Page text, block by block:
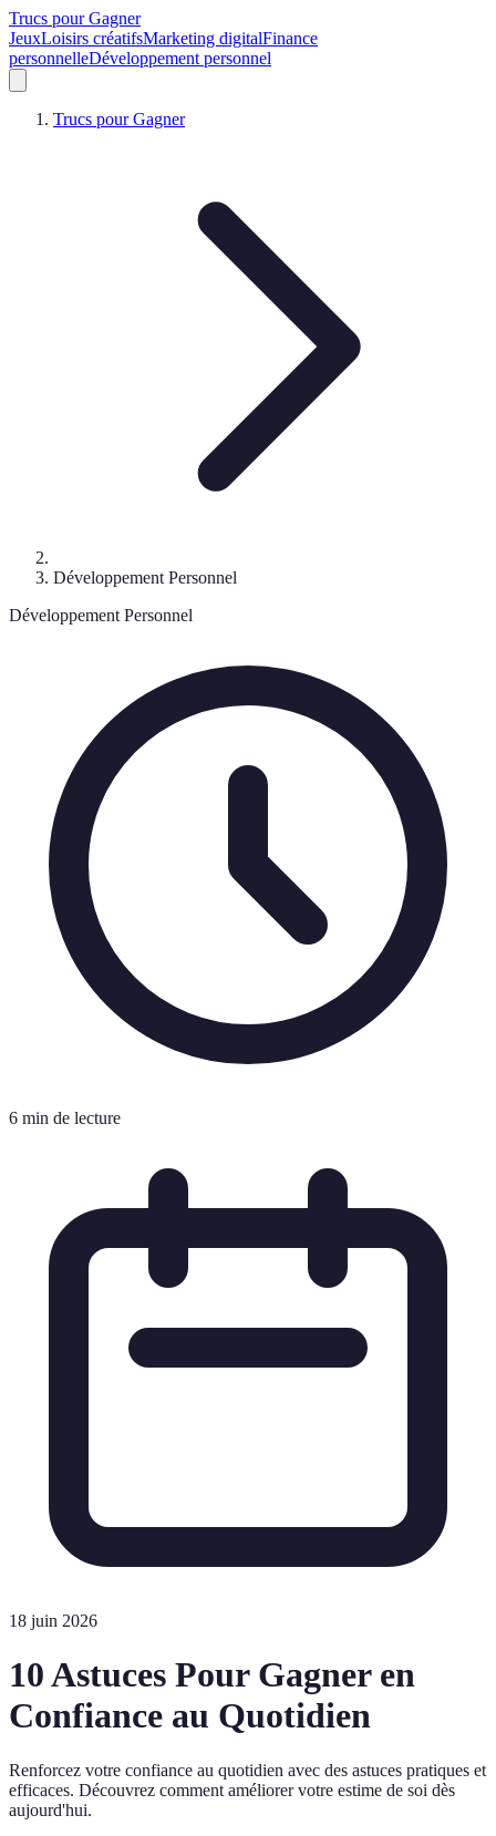
Trucs pour Gagner
JeuxLoisirs créatifsMarketing digitalFinance
personnelleDéveloppement personnel
Trucs pour Gagner
Développement Personnel
Développement Personnel
6 min de lecture
18 juin 2026
10 Astuces Pour Gagner en
Confiance au Quotidien
Renforcez votre confiance au quotidien avec des astuces pratiques et
efficaces. Découvrez comment améliorer votre estime de soi dès
aujourd'hui.